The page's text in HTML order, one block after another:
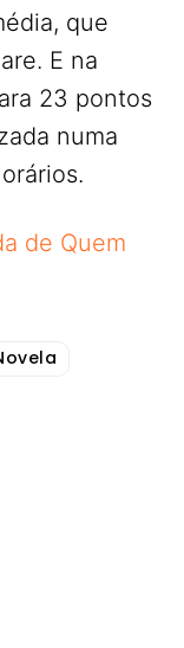
que
E na
23 pontos
numa
de Quem